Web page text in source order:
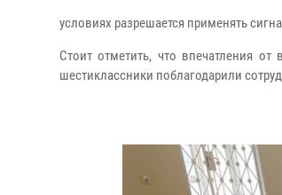
условиях разрешается применять
Стоит отметить, что впечатления
шестиклассники поблагодарили